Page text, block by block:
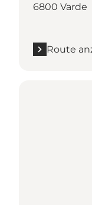
6800 Varde
Route